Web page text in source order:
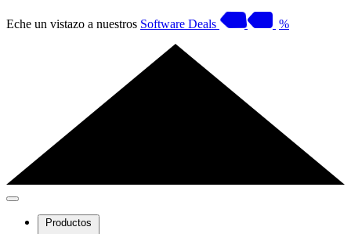
Eche un vistazo a nuestros Software Deals %
Productos